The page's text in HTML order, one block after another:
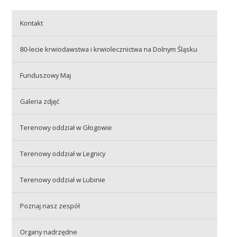
Akcje wyjazdowe
Szkolenia
Kontakt
80-lecie krwiodawstwa i krwiolecznictwa na Dolnym Śląsku
Funduszowy Maj
Galeria zdjęć
Terenowy oddział w Głogowie
Terenowy oddział w Legnicy
Terenowy oddział w Lubinie
Poznaj nasz zespół
Organy nadrzędne